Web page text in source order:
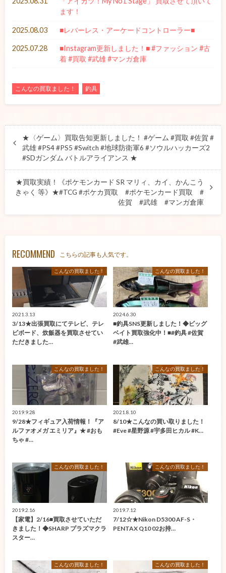
ます！
2025.08.03 ■レバーレス・アーケードコントローラー■
2025.07.28
■Instagram更新しました！■ #ファッション #古
着 #買取 #武雄 #マンガ倉庫
こんなの買取ました！ 釣具
★〈ゲーム〉買取告知更新しました！ #ゲーム #買取 #佐賀 #
武雄 #PS4 #PS5 #Switch #地球防衛軍6 #ソウルハッカーズ2
#SDガンダム バトルアライアンス ★
★買取実績！《ポケモンカード SR マリィ、カイ、かんこう
きゃく 等》★#TCG #ポケカ買取 #ポケモンカード買取 #
佐賀 #武雄 #マンガ倉庫
RECOMMEND こちらの記事も人気です。
こんなの買取ました！
2021.3.13
3/13★出張買取にてテレビ、テレ
ビボード、炊飯器を買取させてい
ただきました…
こんなの買取ました！
2024.6.30
■釣具SNS更新しました！◆ビッグ
ベイト買取強化中！■#釣具 #佐賀
#武雄…
こんなの買取ました！
2019.9.28
9/28★フィギュア入荷情報！『ア
ルファオメガ エミリア』★ #おも
ちゃ #…
こんなの買取ました！
2021.8.10
8/10★こんなの買い取りました！
#Eve #星野源 #宇多田ヒカル #K…
こんなの買取ました！
2019.2.16
【家電】2/16■買取させていただ
きました！◆SHARP プラズマクラ
スター…
こんなの買取ました！
2019.7.12
7/12☆★Nikon D5300 AF-S・
PENTAX Q10 02お持…
こんなの買取ました！ こんなの買取ました！